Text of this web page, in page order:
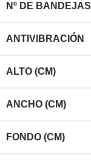
Nº DE BANDEJAS
ANTIVIBRACIÓN
ALTO (CM)
ANCHO (CM)
FONDO (CM)